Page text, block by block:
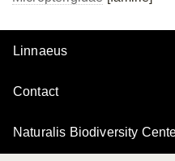
Linnaeus
Contact
Naturalis Biodiversity